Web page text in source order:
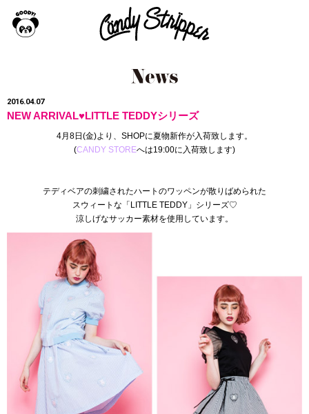
2016.04.07
NEW ARRIVAL♥LITTLE TEDDYシリーズ
4月8日(金)より、SHOPに夏物新作が入荷致します。
(CANDY STOREへは19:00に入荷致します)
テディベアの刺繍されたハートのワッペンが散りばめられた
スウィートな「LITTLE TEDDY」シリーズ♡
涼しげなサッカー素材を使用しています。